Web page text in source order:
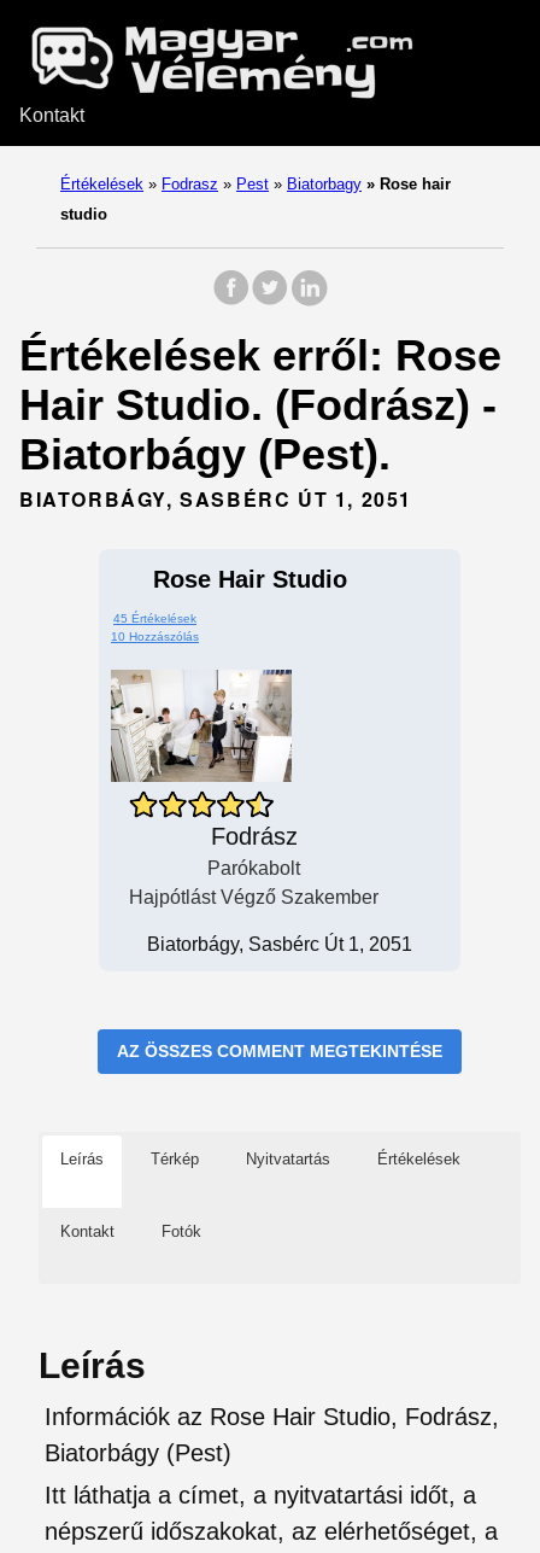
Kontakt
Értékelések » Fodrasz » Pest » Biatorbagy » Rose hair
studio
Értékelések erről: Rose
Hair Studio. (Fodrász) -
Biatorbágy (Pest).
BIATORBÁGY, SASBÉRC ÚT 1, 2051
Rose Hair Studio
45 Értékelések
10 Hozzászólás
Fodrász
Parókabolt
Hajpótlást Végző Szakember
Biatorbágy, Sasbérc Út 1, 2051
AZ ÖSSZES COMMENT MEGTEKINTÉSE
Leírás Térkép Nyitvatartás Értékelések
Kontakt Fotók
Leírás
Információk az Rose Hair Studio, Fodrász,
Biatorbágy (Pest)
Itt láthatja a címet, a nyitvatartási időt, a
népszerű időszakokat, az elérhetőséget, a